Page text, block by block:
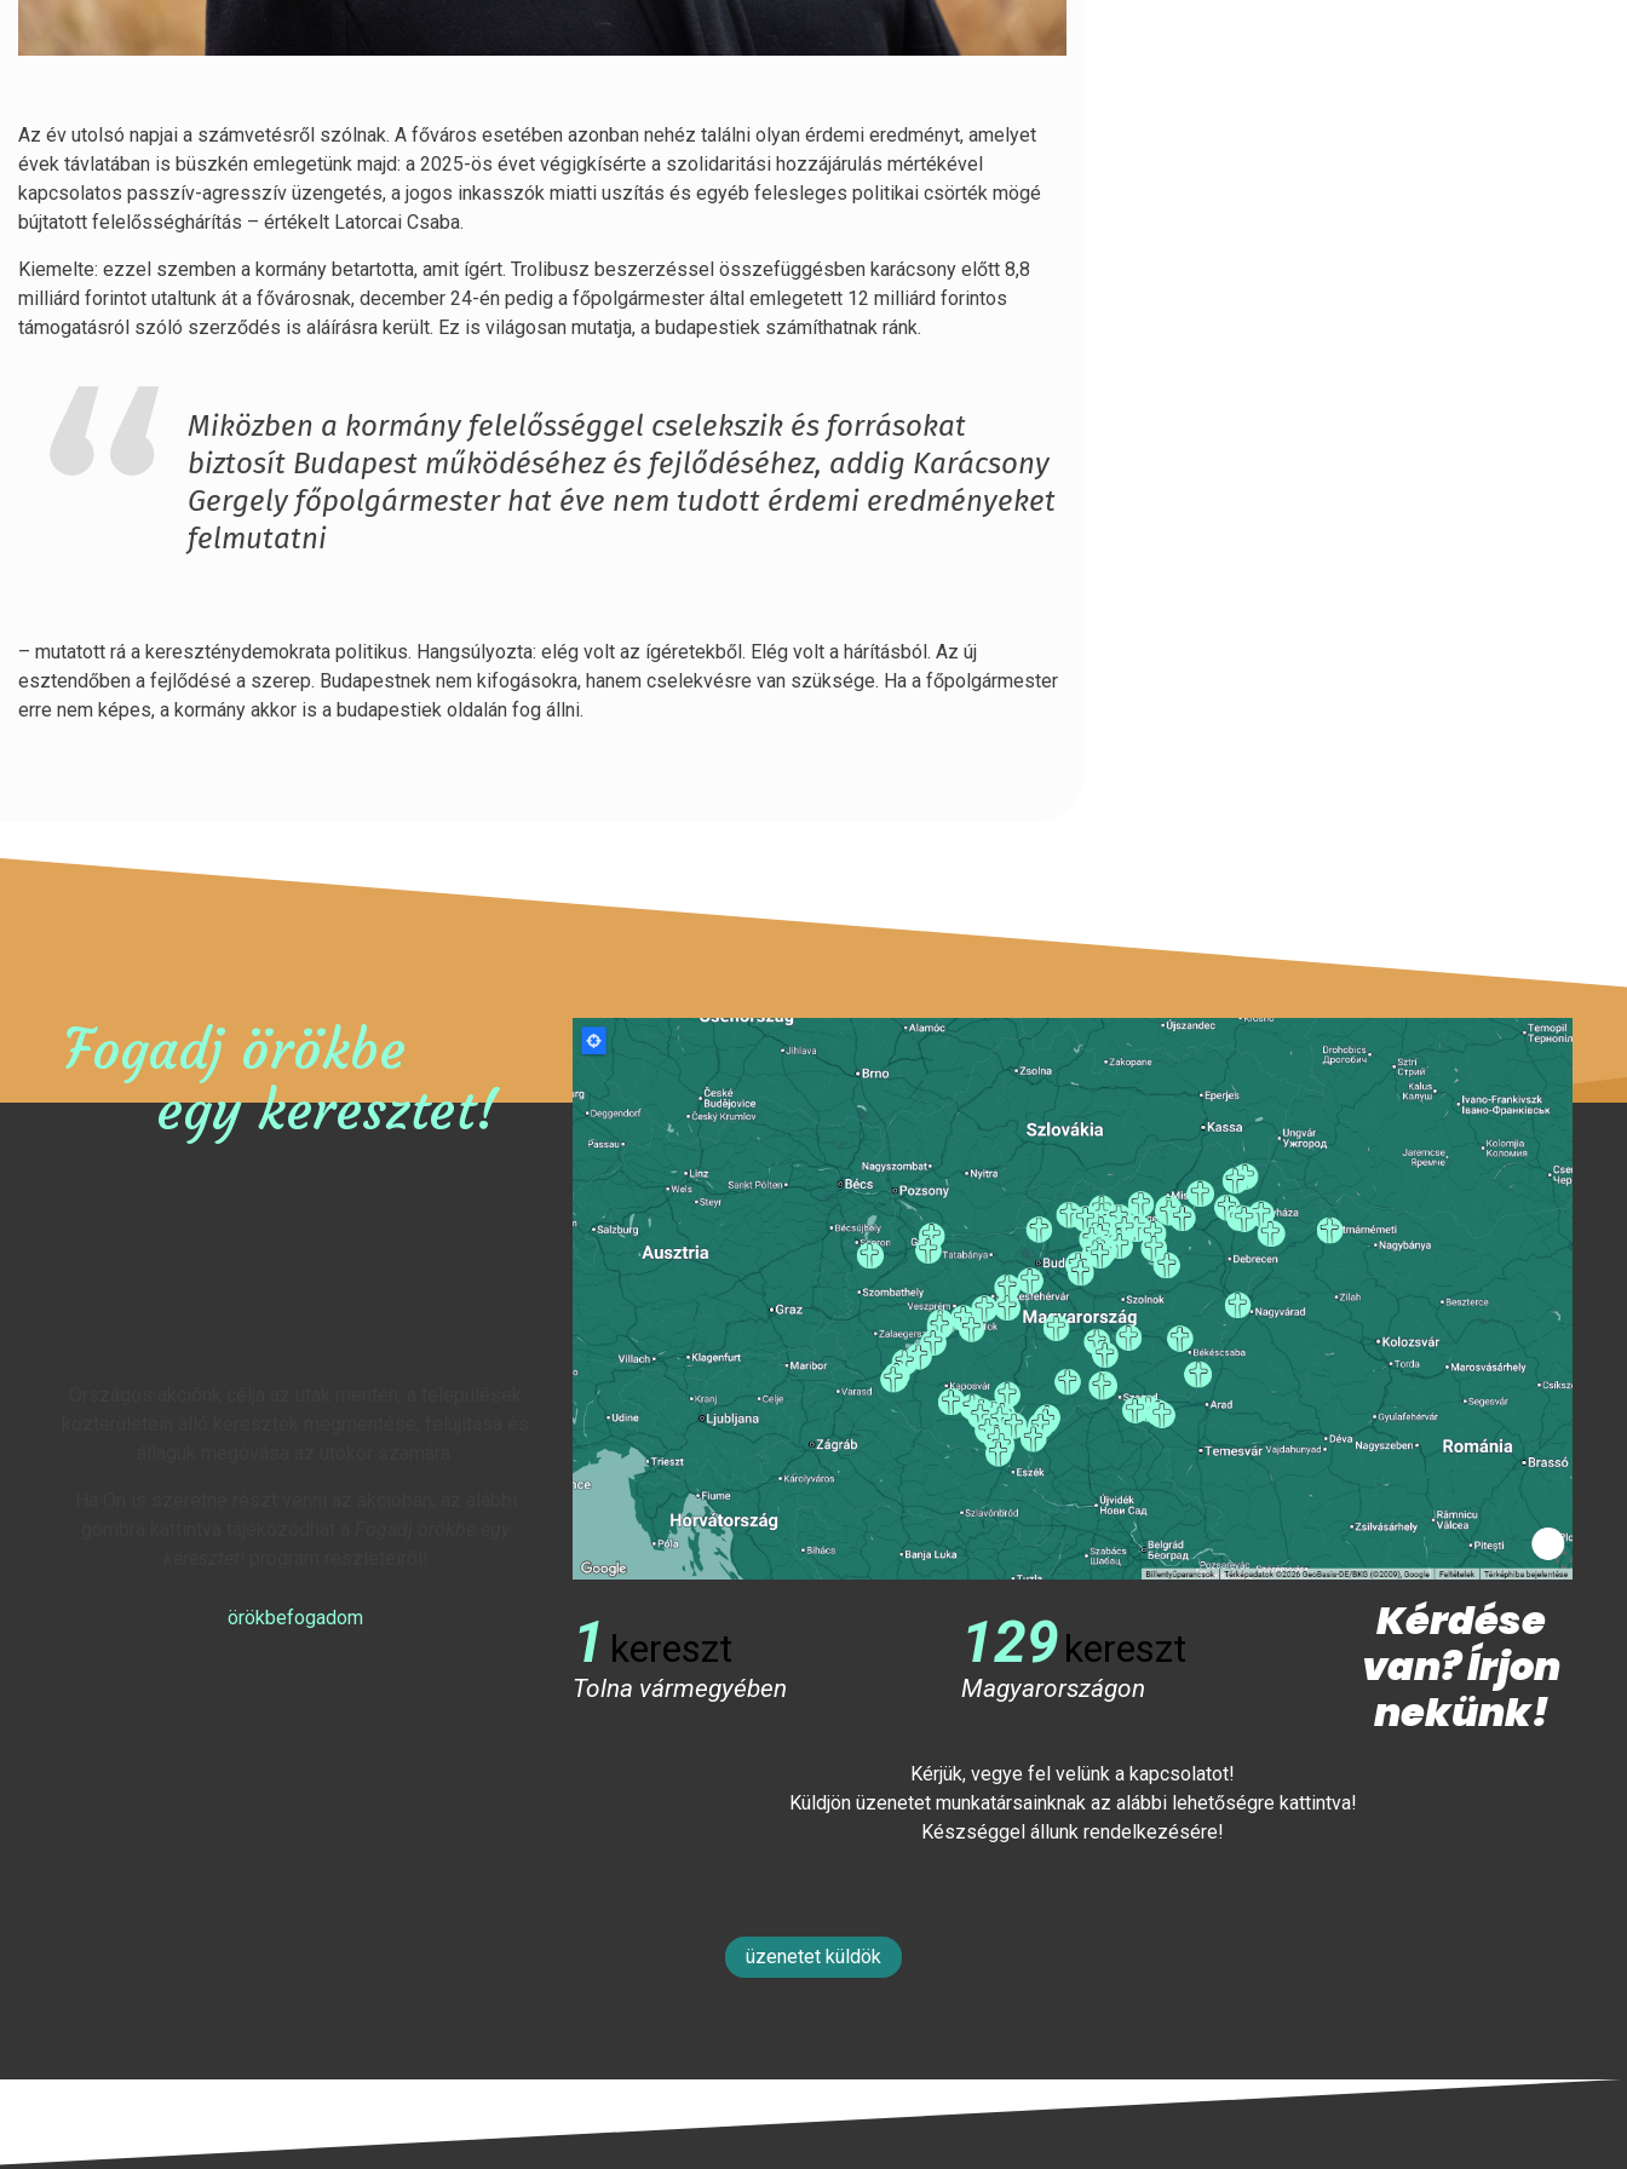
Az év utolsó napjai a számvetésről szólnak. A főváros esetében azonban nehéz találni olyan érdemi eredményt, amelyet
évek távlatában is büszkén emlegetünk majd: a 2025-ös évet végigkísérte a szolidaritási hozzájárulás mértékével
kapcsolatos passzív-agresszív üzengetés, a jogos inkasszók miatti uszítás és egyéb felesleges politikai csörték mögé
bújtatott felelősséghárítás – értékelt Latorcai Csaba.
Kiemelte: ezzel szemben a kormány betartotta, amit ígért. Trolibusz beszerzéssel összefüggésben karácsony előtt 8,8
milliárd forintot utaltunk át a fővárosnak, december 24-én pedig a főpolgármester által emlegetett 12 milliárd forintos
támogatásról szóló szerződés is aláírásra került. Ez is világosan mutatja, a budapestiek számíthatnak ránk.
Miközben a kormány felelősséggel cselekszik és forrásokat
biztosít Budapest működéséhez és fejlődéséhez, addig Karácsony
Gergely főpolgármester hat éve nem tudott érdemi eredményeket
felmutatni
– mutatott rá a kereszténydemokrata politikus. Hangsúlyozta: elég volt az ígéretekből. Elég volt a hárításból. Az új
esztendőben a fejlődésé a szerep. Budapestnek nem kifogásokra, hanem cselekvésre van szüksége. Ha a főpolgármester
erre nem képes, a kormány akkor is a budapestiek oldalán fog állni.
Fogadj örökbe
egy keresztet!
örökbefogadom 1 kereszt
Tolna vármegyében
129kereszt
Magyarországon
Kérdése
van? Írjon
nekünk!
Kérjük, vegye fel velünk a kapcsolatot!
Küldjön üzenetet munkatársainknak az alábbi lehetőségre kattintva!
Készséggel állunk rendelkezésére!
üzenetet küldök